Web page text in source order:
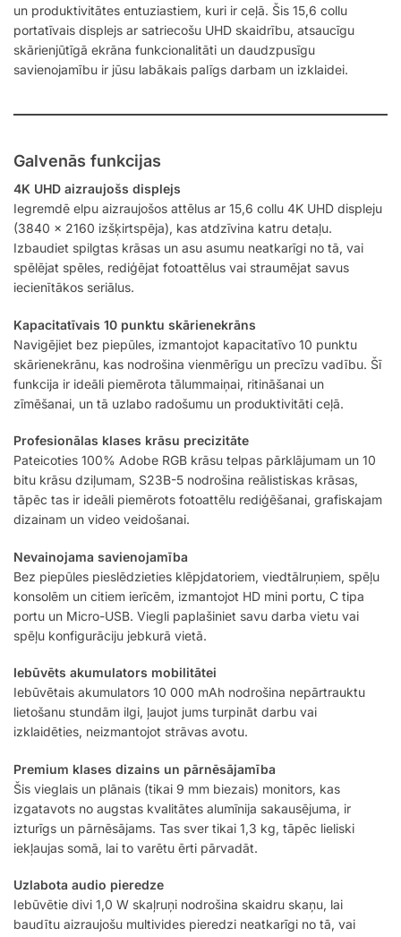
un produktivitātes entuziastiem, kuri ir ceļā. Šis 15,6 collu
portatīvais displejs ar satriecošu UHD skaidrību, atsaucīgu
skārienjūtīgā ekrāna funkcionalitāti un daudzpusīgu
savienojamību ir jūsu labākais palīgs darbam un izklaidei.
Galvenās funkcijas
4K UHD aizraujošs displejs
Iegremdē elpu aizraujošos attēlus ar 15,6 collu 4K UHD displeju
(3840 x 2160 izšķirtspēja), kas atdzīvina katru detaļu.
Izbaudiet spilgtas krāsas un asu asumu neatkarīgi no tā, vai
spēlējat spēles, rediģējat fotoattēlus vai straumējat savus
iecienītākos seriālus.
Kapacitatīvais 10 punktu skārienekrāns
Navigējiet bez piepūles, izmantojot kapacitatīvo 10 punktu
skārienekrānu, kas nodrošina vienmērīgu un precīzu vadību. Šī
funkcija ir ideāli piemērota tālummaiņai, ritināšanai un
zīmēšanai, un tā uzlabo radošumu un produktivitāti ceļā.
Profesionālas klases krāsu precizitāte
Pateicoties 100% Adobe RGB krāsu telpas pārklājumam un 10
bitu krāsu dziļumam, S23B-5 nodrošina reālistiskas krāsas,
tāpēc tas ir ideāli piemērots fotoattēlu rediģēšanai, grafiskajam
dizainam un video veidošanai.
Nevainojama savienojamība
Bez piepūles pieslēdzieties klēpjdatoriem, viedtālruņiem, spēļu
konsolēm un citiem ierīcēm, izmantojot HD mini portu, C tipa
portu un Micro-USB. Viegli paplašiniet savu darba vietu vai
spēļu konfigurāciju jebkurā vietā.
Iebūvēts akumulators mobilitātei
Iebūvētais akumulators 10 000 mAh nodrošina nepārtrauktu
lietošanu stundām ilgi, ļaujot jums turpināt darbu vai
izklaidēties, neizmantojot strāvas avotu.
Premium klases dizains un pārnēsājamība
Šis vieglais un plānais (tikai 9 mm biezais) monitors, kas
izgatavots no augstas kvalitātes alumīnija sakausējuma, ir
izturīgs un pārnēsājams. Tas sver tikai 1,3 kg, tāpēc lieliski
iekļaujas somā, lai to varētu ērti pārvadāt.
Uzlabota audio pieredze
Iebūvētie divi 1,0 W skaļruņi nodrošina skaidru skaņu, lai
baudītu aizraujošu multivides pieredzi neatkarīgi no tā, vai